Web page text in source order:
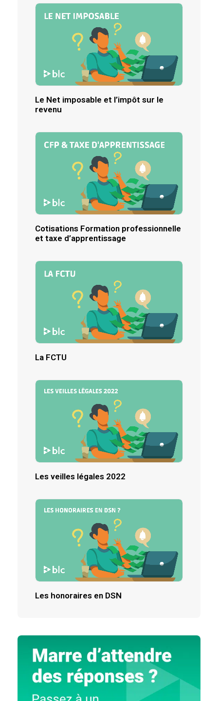
Le Net imposable et l’impôt sur le
revenu
Cotisations Formation professionnelle
et taxe d’apprentissage
La FCTU
Les veilles légales 2022
Les honoraires en DSN